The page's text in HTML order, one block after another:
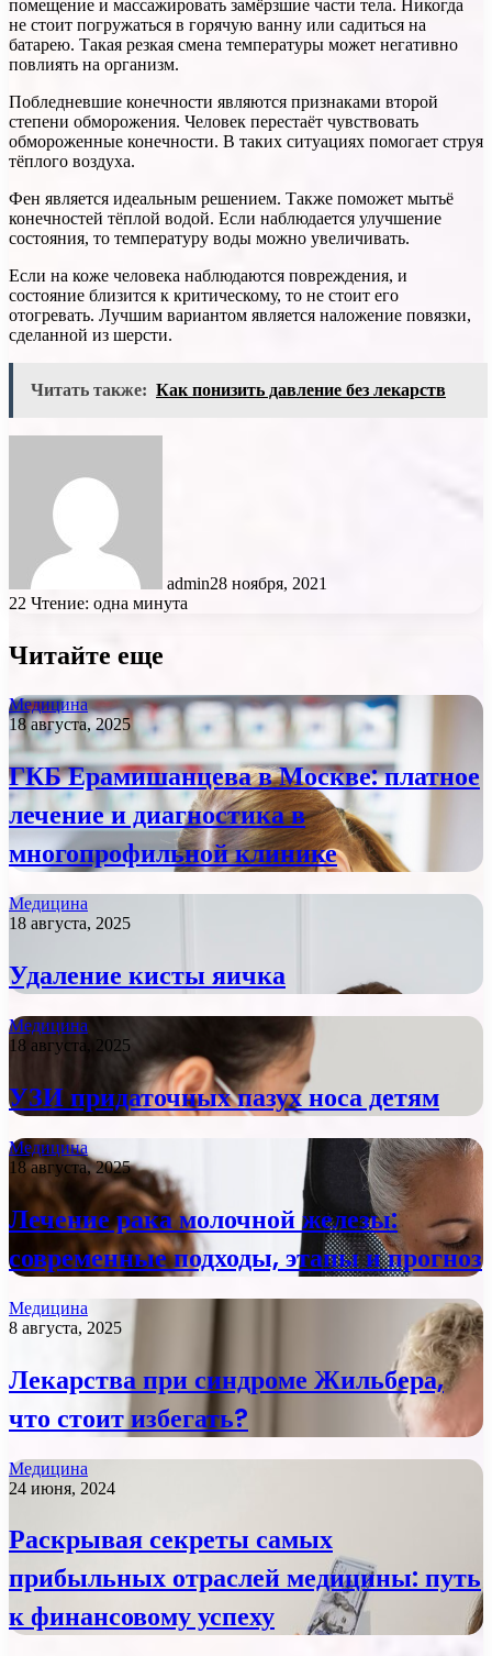
помещение и массажировать замёрзшие части тела. Никогда
не стоит погружаться в горячую ванну или садиться на
батарею. Такая резкая смена температуры может негативно
повлиять на организм.
Побледневшие конечности являются признаками второй
степени обморожения. Человек перестаёт чувствовать
обмороженные конечности. В таких ситуациях помогает струя
тёплого воздуха.
Фен является идеальным решением. Также поможет мытьё
конечностей тёплой водой. Если наблюдается улучшение
состояния, то температуру воды можно увеличивать.
Если на коже человека наблюдаются повреждения, и
состояние близится к критическому, то не стоит его
отогревать. Лучшим вариантом является наложение повязки,
сделанной из шерсти.
Читать также: Как понизить давление без лекарств
admin28 ноября, 2021
22 Чтение: одна минута
Читайте еще
Медицина
18 августа, 2025
ГКБ Ерамишанцева в Москве: платное
лечение и диагностика в
многопрофильной клинике
Медицина
18 августа, 2025
Удаление кисты яичка
Медицина
18 августа, 2025
УЗИ придаточных пазух носа детям
Медицина
18 августа, 2025
Лечение рака молочной железы:
современные подходы, этапы и прогноз
Медицина
8 августа, 2025
Лекарства при синдроме Жильбера,
что стоит избегать?
Медицина
24 июня, 2024
Раскрывая секреты самых
прибыльных отраслей медицины: путь
к финансовому успеху